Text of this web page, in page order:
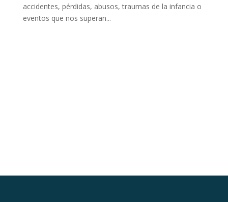
accidentes, pérdidas, abusos, traumas de la infancia o
eventos que nos superan...